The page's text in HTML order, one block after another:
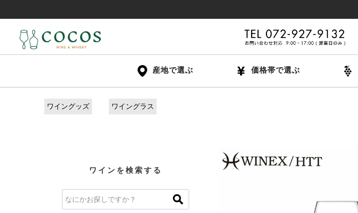
産地で選ぶ 価格帯で選ぶ
ワイングッズ ワイングラス
ワインを検索する